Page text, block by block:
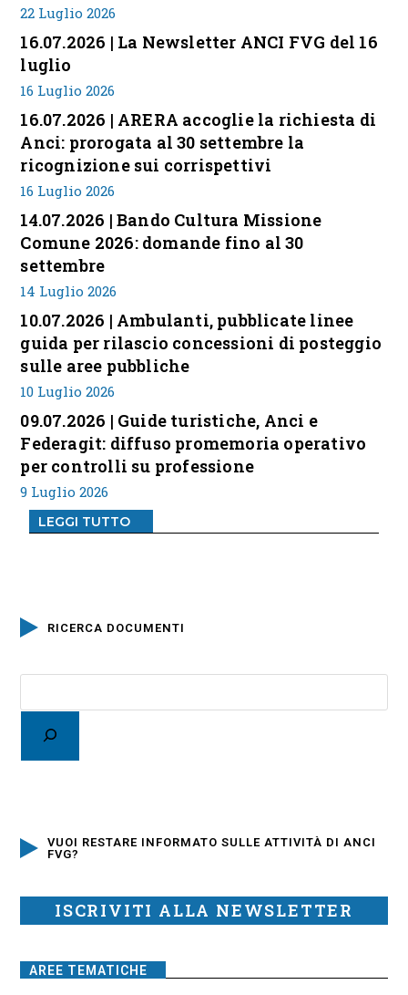
22 Luglio 2026
16.07.2026 | La Newsletter ANCI FVG del 16
luglio
16 Luglio 2026
16.07.2026 | ARERA accoglie la richiesta di
Anci: prorogata al 30 settembre la
ricognizione sui corrispettivi
16 Luglio 2026
14.07.2026 | Bando Cultura Missione
Comune 2026: domande fino al 30
settembre
14 Luglio 2026
10.07.2026 | Ambulanti, pubblicate linee
guida per rilascio concessioni di posteggio
sulle aree pubbliche
10 Luglio 2026
09.07.2026 | Guide turistiche, Anci e
Federagit: diffuso promemoria operativo
per controlli su professione
9 Luglio 2026
LEGGI TUTTO
RICERCA DOCUMENTI
VUOI RESTARE INFORMATO SULLE ATTIVITÀ DI ANCI
FVG?
ISCRIVITI ALLA NEWSLETTER
AREE TEMATICHE